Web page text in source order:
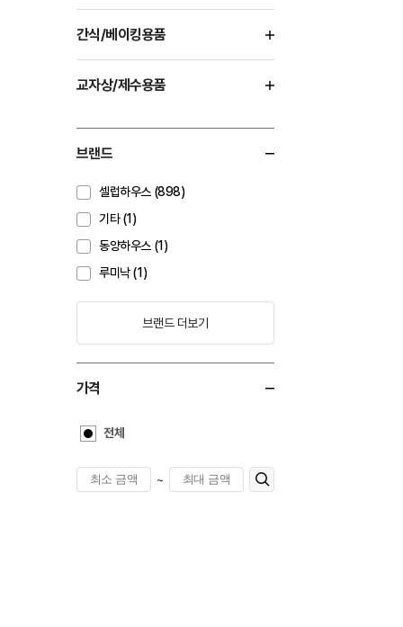
간식/베이킹용품
교자상/제수용품
브랜드
셀럽하우스 (898)
기타 (1)
동양하우스 (1)
루미낙 (1)
브랜드 더보기
가격
전체
~